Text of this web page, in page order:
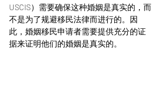
USCIS）需要确保这种婚姻是真实的，而
不是为了规避移民法律而进行的。因
此，婚姻移民申请者需要提供充分的证
据来证明他们的婚姻是真实的。